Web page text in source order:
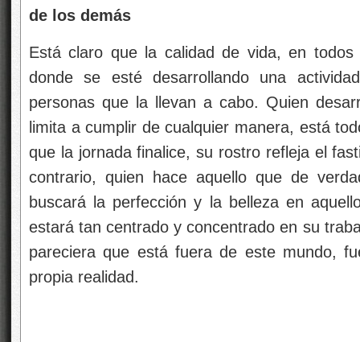
de los demás
Está claro que la calidad de vida, en
donde se esté desarrollando una
personas que la llevan a cabo. Quien
limita a cumplir de cualquier manera, está
que la jornada finalice, su rostro refleja el
contrario, quien hace aquello que de
buscará la perfección y la belleza en
estará tan centrado y concentrado en su
pareciera que está fuera de este mundo,
propia realidad.